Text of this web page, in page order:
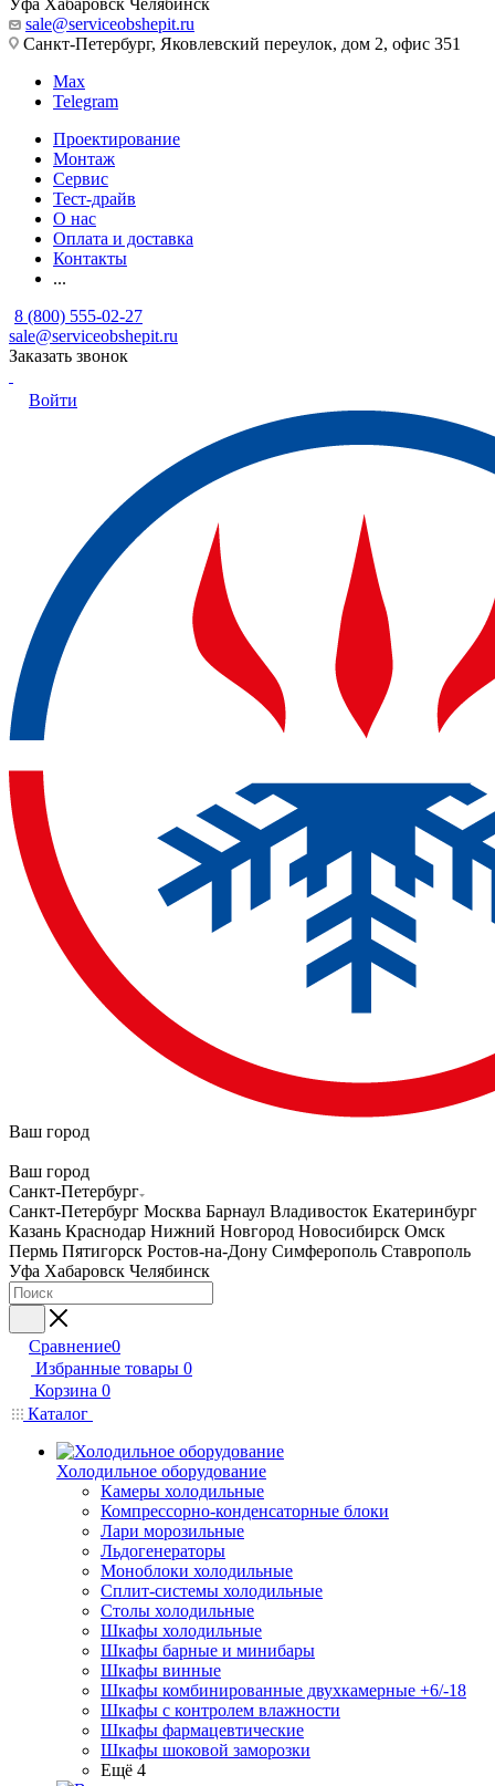
Уфа Хабаровск Челябинск
sale@serviceobshepit.ru
Санкт-Петербург, Яковлевский переулок, дом 2, офис 351
Max
Telegram
Проектирование
Монтаж
Сервис
Тест-драйв
О нас
Оплата и доставка
Контакты
...
8 (800) 555-02-27
sale@serviceobshepit.ru
Заказать звонок
Войти
Ваш город
Ваш город
Санкт-Петербург
Санкт-Петербург Москва Барнаул Владивосток Екатеринбург
Казань Краснодар Нижний Новгород Новосибирск Омск
Пермь Пятигорск Ростов-на-Дону Симферополь Ставрополь
Уфа Хабаровск Челябинск
Сравнение0
Избранные товары 0
Корзина 0
Каталог
Холодильное оборудование
Камеры холодильные
Компрессорно-конденсаторные блоки
Лари морозильные
Льдогенераторы
Моноблоки холодильные
Сплит-системы холодильные
Столы холодильные
Шкафы холодильные
Шкафы барные и минибары
Шкафы винные
Шкафы комбинированные двухкамерные +6/-18
Шкафы с контролем влажности
Шкафы фармацевтические
Шкафы шоковой заморозки
Ещё 4